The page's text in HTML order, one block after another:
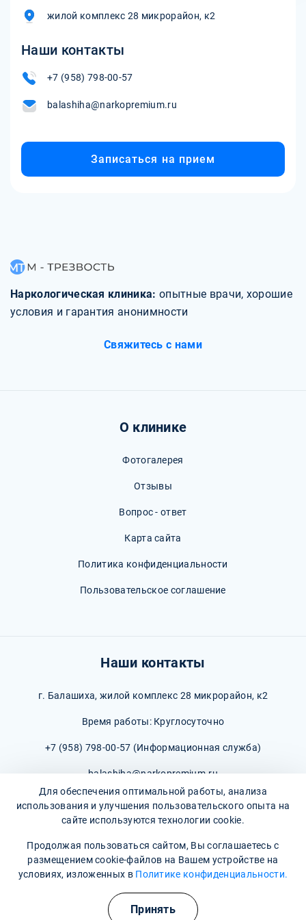
жилой комплекс 28 микрорайон, к2
Наши контакты
+7 (958) 798-00-57
balashiha@narkopremium.ru
Записаться на прием
Наркологическая клиника: опытные врачи, хорошие
условия и гарантия анонимности
Свяжитесь с нами
О клинике
Фотогалерея
Отзывы
Вопрос - ответ
Карта сайта
Политика конфиденциальности
Пользовательское соглашение
Наши контакты
г. Балашиха, жилой комплекс 28 микрорайон, к2
Время работы: Круглосуточно
+7 (958) 798-00-57 (Информационная служба)
balashiha@narkopremium.ru
© 2026 М-Трезвость. Все права защищены
Для обеспечения оптимальной работы, анализа
использования и улучшения пользовательского опыта на
сайте используются технологии cookie.
Продолжая пользоваться сайтом, Вы соглашаетесь с
размещением cookie-файлов на Вашем устройстве на
условиях, изложенных в Политике конфиденциальности.
Принять